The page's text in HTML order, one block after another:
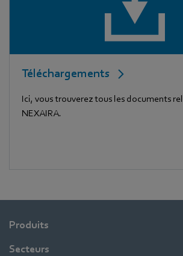
Téléchargements
Ici, vous trouverez tous les documents
NEXAIRA.
Produits
Secteurs